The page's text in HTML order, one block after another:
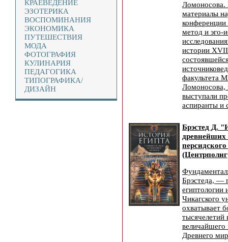
КРАЕВЕДЕНИЕ
ЭЗОТЕРИКА
ВОСПОМИНАНИЯ
ЭКОНОМИКА
ПУТЕШЕСТВИЯ
МОДА
ФОТОГРАФИЯ
КУЛИНАРИЯ
ПЕДАГОГИКА
ТИПОГРАФИКА/
ДИЗАЙН
Ломоносова.
материалы
метод и эго-
истории
факультета
Ломоносова,
выступали
аспиранты и
Брэстед Д.
древнейших
Брэстеда, —
египтологии
Чикагского
охватывает
тысячелетий
величайшего
Древнего